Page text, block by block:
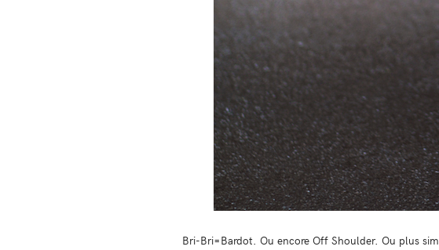
Bri-Bri=Bardot. Ou encore Off Shoulder. Ou plus